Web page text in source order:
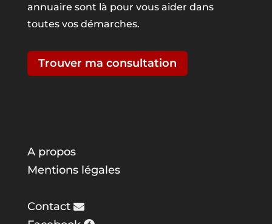
annuaire sont là pour vous aider dans
toutes vos démarches.
Trouver ma consultation
A propos
Mentions légales
Contact